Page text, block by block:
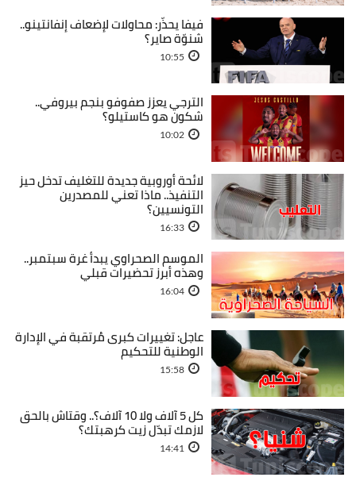
فيفا يحذّر: محاولات لإضعاف إنفانتينو..
شنوّة صاير؟
10:55
الترجي يعزز صفوفو بنجم بيروفي..
شكون هو كاستيلو؟
10:02
لائحة أوروبية جديدة للتغليف تدخل حيز
التنفيذ.. ماذا تعني للمصدرين
التونسيين؟
16:33
الموسم الصحراوي يبدأ غرة سبتمبر..
وهذه أبرز تحضيرات قبلي
16:04
عاجل: تغييرات كبرى مُرتقبة في الإدارة
الوطنية للتحكيم
15:58
كل 5 آلاف ولا 10 آلاف؟.. وقتاش بالحق
لازمك تبدّل زيت كرهبتك؟
14:41